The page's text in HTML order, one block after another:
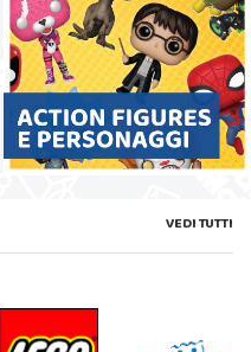
VEDI TUTTI